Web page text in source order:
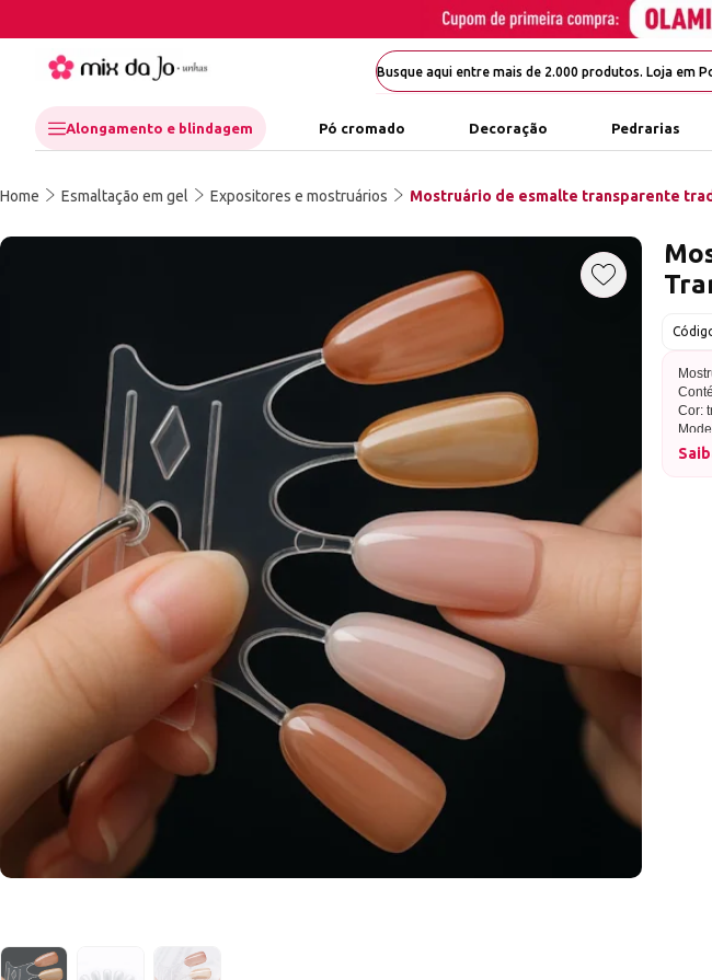
Alongamento e blindagem Pó cromado Decoração Pedrarias
Home Esmaltação em gel Expositores e mostruários Mostruário de esmalte transparente
Adicionar
Cor: